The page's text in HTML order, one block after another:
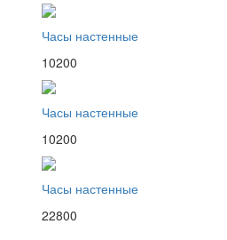
Часы настенные
10200
Часы настенные
10200
Часы настенные
22800